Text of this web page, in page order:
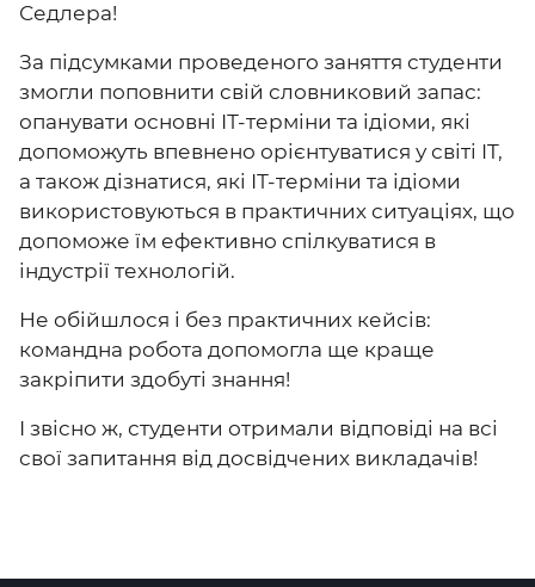
Седлера!
За підсумками проведеного заняття студенти
змогли поповнити свій словниковий запас:
опанувати основні ІТ-терміни та ідіоми, які
допоможуть впевнено орієнтуватися у світі IT,
а також дізнатися, які ІТ-терміни та ідіоми
використовуються в практичних ситуаціях, що
допоможе їм ефективно спілкуватися в
індустрії технологій.
Не обійшлося і без практичних кейсів:
командна робота допомогла ще краще
закріпити здобуті знання!
І звісно ж, студенти отримали відповіді на всі
свої запитання від досвідчених викладачів!